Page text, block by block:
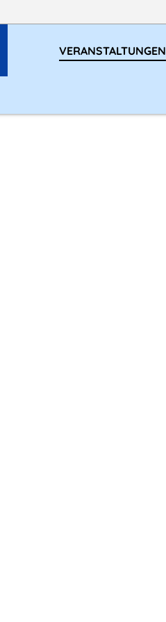
VERANSTALTUNGEN